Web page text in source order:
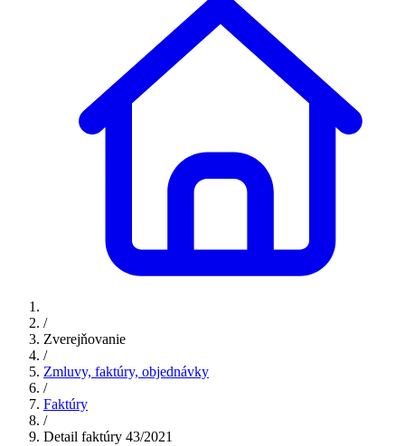
/
Zverejňovanie
/
Zmluvy, faktúry, objednávky
/
Faktúry
/
Detail faktúry 43/2021